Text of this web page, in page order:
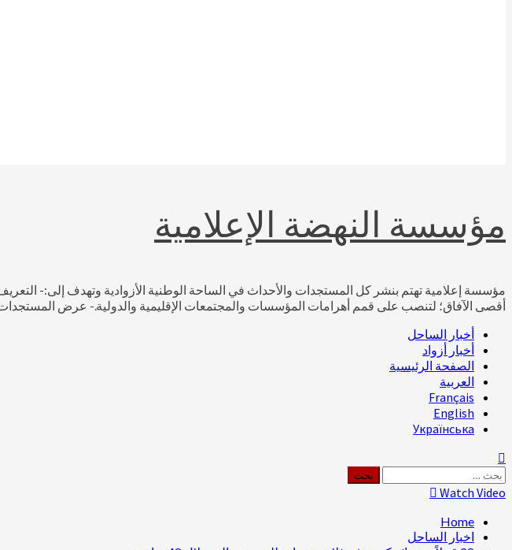
مؤسسة النهضة الإعلامية
مؤسسة إعلامية تهتم بنشر كل المستجدات والأحداث في الساحة الوطنية الأزوادية وتهدف إلى:-
أقصى الآفاق؛ لتنصب على قمم أهرامات المؤسسات والمجتمعات الإقليمية والدولية.- عرض المستجدات
Primary
Menu
أخبار الساحل
أخبار أزواد
الصفحة الرئيسية
العربية
Français
English
Українська
البحث
عن:
Watch Video
Home
اخبار الساحل